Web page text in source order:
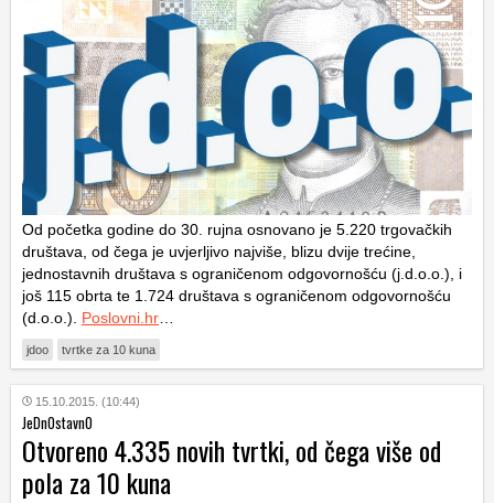
Od početka godine do 30. rujna osnovano je 5.220 trgovačkih
društava, od čega je uvjerljivo najviše, blizu dvije trećine,
jednostavnih društava s ograničenom odgovornošću (j.d.o.o.), i
još 115 obrta te 1.724 društava s ograničenom odgovornošću
(d.o.o.). Poslovni.hr
jdoo tvrtke za 10 kuna
15.10.2015. (10:44)
JeDnOstavnO
Otvoreno 4.335 novih tvrtki, od čega više od
pola za 10 kuna